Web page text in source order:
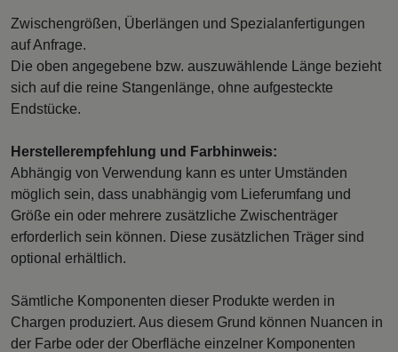
Zwischengrößen, Überlängen und Spezialanfertigungen
auf Anfrage.
Die oben angegebene bzw. auszuwählende Länge bezieht
sich auf die reine Stangenlänge, ohne aufgesteckte
Endstücke.
Herstellerempfehlung und Farbhinweis:
Abhängig von Verwendung kann es unter Umständen
möglich sein, dass unabhängig vom Lieferumfang und
Größe ein oder mehrere zusätzliche Zwischenträger
erforderlich sein können. Diese zusätzlichen Träger sind
optional erhältlich.
Sämtliche Komponenten dieser Produkte werden in
Chargen produziert. Aus diesem Grund können Nuancen in
der Farbe oder der Oberfläche einzelner Komponenten